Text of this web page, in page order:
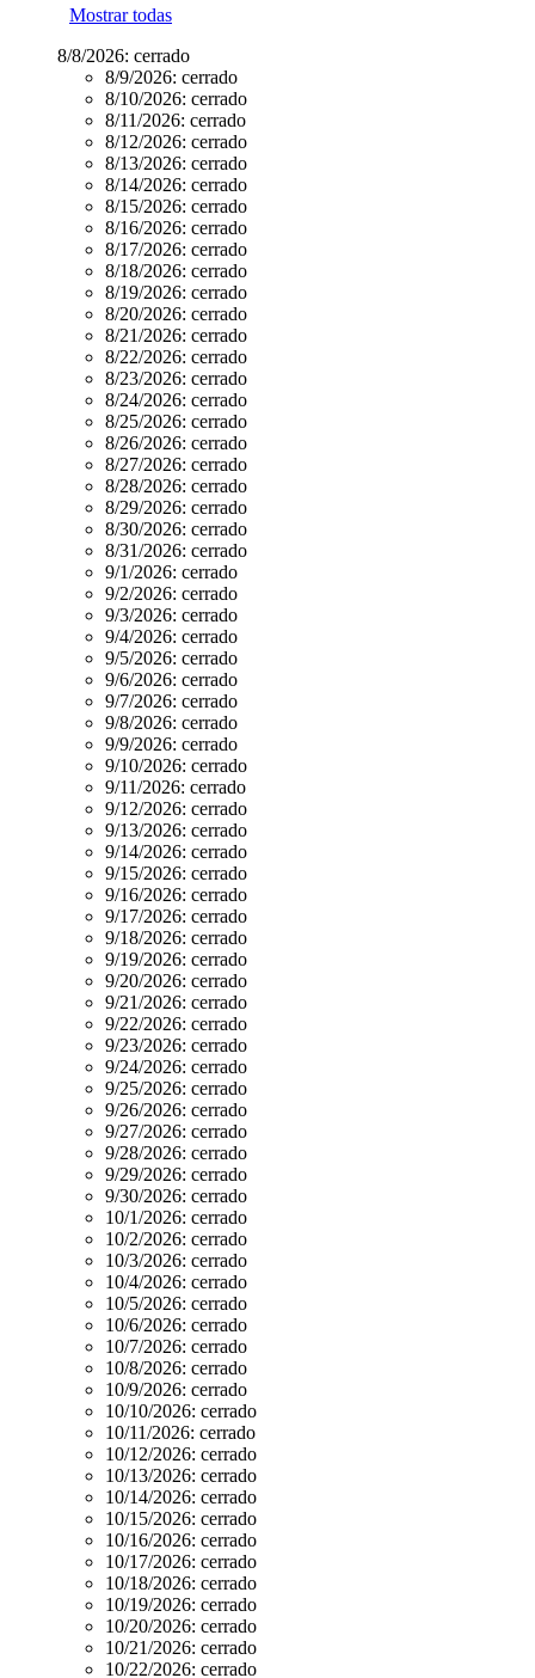
Mostrar todas
8/8/2026: cerrado
8/9/2026: cerrado
8/10/2026: cerrado
8/11/2026: cerrado
8/12/2026: cerrado
8/13/2026: cerrado
8/14/2026: cerrado
8/15/2026: cerrado
8/16/2026: cerrado
8/17/2026: cerrado
8/18/2026: cerrado
8/19/2026: cerrado
8/20/2026: cerrado
8/21/2026: cerrado
8/22/2026: cerrado
8/23/2026: cerrado
8/24/2026: cerrado
8/25/2026: cerrado
8/26/2026: cerrado
8/27/2026: cerrado
8/28/2026: cerrado
8/29/2026: cerrado
8/30/2026: cerrado
8/31/2026: cerrado
9/1/2026: cerrado
9/2/2026: cerrado
9/3/2026: cerrado
9/4/2026: cerrado
9/5/2026: cerrado
9/6/2026: cerrado
9/7/2026: cerrado
9/8/2026: cerrado
9/9/2026: cerrado
9/10/2026: cerrado
9/11/2026: cerrado
9/12/2026: cerrado
9/13/2026: cerrado
9/14/2026: cerrado
9/15/2026: cerrado
9/16/2026: cerrado
9/17/2026: cerrado
9/18/2026: cerrado
9/19/2026: cerrado
9/20/2026: cerrado
9/21/2026: cerrado
9/22/2026: cerrado
9/23/2026: cerrado
9/24/2026: cerrado
9/25/2026: cerrado
9/26/2026: cerrado
9/27/2026: cerrado
9/28/2026: cerrado
9/29/2026: cerrado
9/30/2026: cerrado
10/1/2026: cerrado
10/2/2026: cerrado
10/3/2026: cerrado
10/4/2026: cerrado
10/5/2026: cerrado
10/6/2026: cerrado
10/7/2026: cerrado
10/8/2026: cerrado
10/9/2026: cerrado
10/10/2026: cerrado
10/11/2026: cerrado
10/12/2026: cerrado
10/13/2026: cerrado
10/14/2026: cerrado
10/15/2026: cerrado
10/16/2026: cerrado
10/17/2026: cerrado
10/18/2026: cerrado
10/19/2026: cerrado
10/20/2026: cerrado
10/21/2026: cerrado
10/22/2026: cerrado